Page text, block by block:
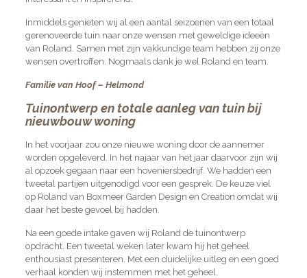
Inmiddels genieten wij al een aantal seizoenen van een totaal
gerenoveerde tuin naar onze wensen met geweldige ideeën
van Roland. Samen met zijn vakkundige team hebben zij onze
wensen overtroffen. Nogmaals dank je wel Roland en team.
Familie van Hoof – Helmond
Tuinontwerp en totale aanleg van tuin bij
nieuwbouw woning
In het voorjaar zou onze nieuwe woning door de aannemer
worden opgeleverd. In het najaar van het jaar daarvoor zijn wij
al opzoek gegaan naar een hoveniersbedrijf. We hadden een
tweetal partijen uitgenodigd voor een gesprek. De keuze viel
op Roland van Boxmeer Garden Design en Creation omdat wij
daar het beste gevoel bij hadden.
Na een goede intake gaven wij Roland de tuinontwerp
opdracht. Een tweetal weken later kwam hij het geheel
enthousiast presenteren. Met een duidelijke uitleg en een goed
verhaal konden wij instemmen met het geheel.